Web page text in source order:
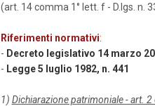
(art. 14 comma 1° lett. f - D.lgs. n.
Riferimenti normativi:
- Decreto legislativo 14 marzo
- Legge 5 luglio 1982, n. 441
1) Dichiarazione patrimoniale - art.